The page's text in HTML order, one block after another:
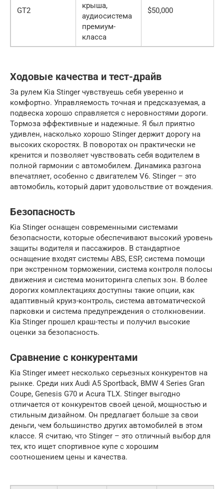
GT2
крыша,
аудиосистема
премиум-
класса
$50,000
Ходовые качества и тест-драйв
За рулем Kia Stinger чувствуешь себя уверенно и
комфортно. Управляемость точная и предсказуемая, а
подвеска хорошо справляется с неровностями дороги.
Тормоза эффективные и надежные. Я был приятно
удивлен, насколько хорошо Stinger держит дорогу на
высоких скоростях. В поворотах он практически не
кренится и позволяет чувствовать себя водителем в
полной гармонии с автомобилем. Динамика разгона
впечатляет, особенно с двигателем V6. Stinger – это
автомобиль, который дарит удовольствие от вождения.
Безопасность
Kia Stinger оснащен современными системами
безопасности, которые обеспечивают высокий уровень
защиты водителя и пассажиров. В стандартное
оснащение входят системы ABS, ESP, система помощи
при экстренном торможении, система контроля полосы
движения и система мониторинга слепых зон. В более
дорогих комплектациях доступны такие опции, как
адаптивный круиз-контроль, система автоматической
парковки и система предупреждения о столкновении.
Kia Stinger прошел краш-тесты и получил высокие
оценки за безопасность.
Сравнение с конкурентами
Kia Stinger имеет несколько серьезных конкурентов на
рынке. Среди них Audi A5 Sportback, BMW 4 Series Gran
Coupe, Genesis G70 и Acura TLX. Stinger выгодно
отличается от конкурентов своей ценой, мощностью и
стильным дизайном. Он предлагает больше за свои
деньги, чем большинство других автомобилей в этом
классе. Я считаю, что Stinger – это отличный выбор для
тех, кто ищет спортивное купе с хорошим
соотношением цены и качества.